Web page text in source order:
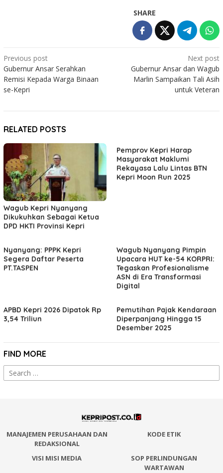
SHARE
Post
navigation
Previous post
Gubernur Ansar Serahkan
Remisi Kepada Warga Binaan
se-Kepri
Next post
Gubernur Ansar dan Wagub
Marlin Sampaikan Tali Asih
untuk Veteran
RELATED POSTS
Wagub Kepri Nyanyang
Dikukuhkan Sebagai Ketua
DPD HKTI Provinsi Kepri
Pemprov Kepri Harap
Masyarakat Maklumi
Rekayasa Lalu Lintas BTN
Kepri Moon Run 2025
Nyanyang: PPPK Kepri
Segera Daftar Peserta
PT.TASPEN
Wagub Nyanyang Pimpin
Upacara HUT ke-54 KORPRI:
Tegaskan Profesionalisme
ASN di Era Transformasi
Digital
APBD Kepri 2026 Dipatok Rp
3,54 Triliun
Pemutihan Pajak Kendaraan
Diperpanjang Hingga 15
Desember 2025
FIND MORE
Search
for:
MANAJEMEN PERUSAHAAN DAN
REDAKSIONAL
KODE ETIK
VISI MISI MEDIA
SOP PERLINDUNGAN
WARTAWAN